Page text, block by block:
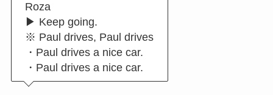
Roza
▶︎ Keep going.
※ Paul drives, Paul drives
・Paul drives a nice car.
・Paul drives a nice car.